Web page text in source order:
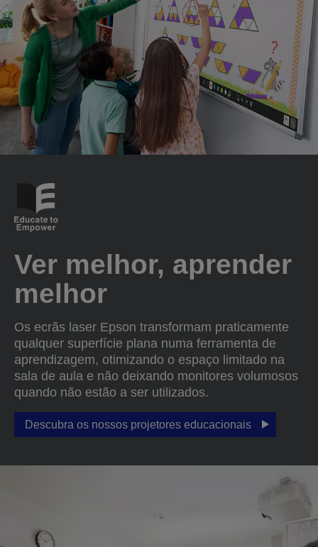
Ver melhor, aprender
melhor
Os ecrãs laser Epson transformam praticamente
qualquer superfície plana numa ferramenta de
aprendizagem, otimizando o espaço limitado na
sala de aula e não deixando monitores volumosos
quando não estão a ser utilizados.
Descubra os nossos projetores educacionais